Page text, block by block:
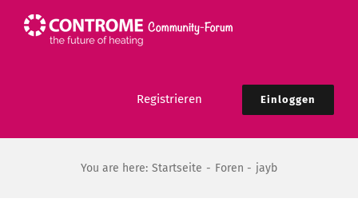
Inhalt
Registrieren Einloggen
You are here: Startseite Foren jayb